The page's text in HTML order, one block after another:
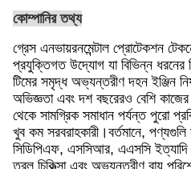
কোম্পানির তথ্য
গ্রেস এনভায়রনমেন্টাল প্রোটেকশন
প্রযুক্তিগত উদ্যোগ যা বিভিন্ন ধরনের
টিমের সমৃদ্ধ অভ্যন্তরীণ দহন ইঞ্জিন
অভিজ্ঞতা এবং দশ বছরেরও বেশি
থেকে সামগ্রিক সমাধান পর্যন্ত পুরো
খুব কম সরবরাহকারী।বর্তমানে,
সিডিপিএফ, এসসিআর, এএসসি
তরল চিকিত্সা এবং অভ্যন্তরীণ বায়ু